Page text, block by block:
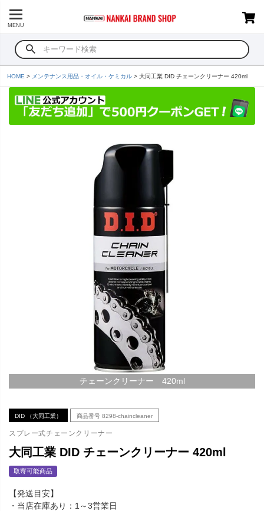
MENU
HOME メンテナンス用品・オイル・ケミカル 大同工業 DID チェーンクリーナー 420ml
チェーンクリーナー 420ml
DID （大同工業） 商品番号 8298-chaincleaner
スプレー式チェーンクリーナー
大同工業 DID チェーンクリーナー 420ml
取寄可能商品
【発送目安】
・当店在庫あり：1～3営業日